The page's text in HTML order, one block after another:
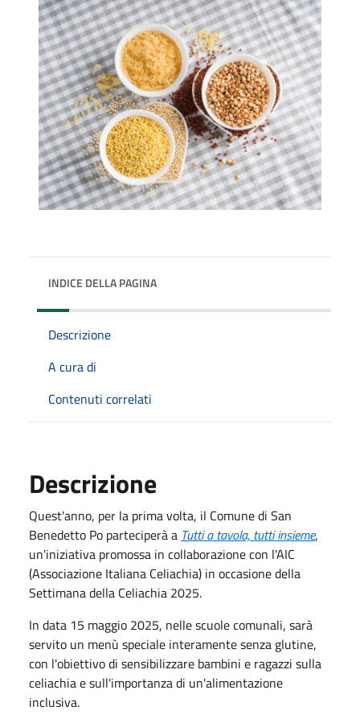
INDICE DELLA PAGINA
Descrizione
A cura di
Contenuti correlati
Descrizione
Quest'anno, per la prima volta, il Comune di San
Benedetto Po parteciperà a Tutti a tavola, tutti insieme,
un'iniziativa promossa in collaborazione con l'AIC
(Associazione Italiana Celiachia) in occasione della
Settimana della Celiachia 2025.
In data 15 maggio 2025, nelle scuole comunali, sarà
servito un menù speciale interamente senza glutine,
con l'obiettivo di sensibilizzare bambini e ragazzi sulla
celiachia e sull'importanza di un'alimentazione
inclusiva.